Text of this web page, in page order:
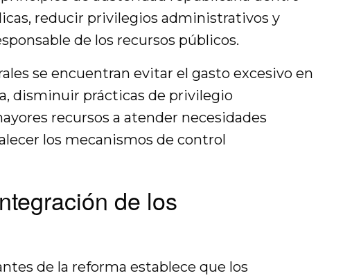
reducir privilegios administrativos y
de los recursos públicos.
se encuentran evitar el gasto excesivo en
disminuir prácticas de privilegio
recursos a atender necesidades
los mecanismos de control
de los
de la reforma establece que los